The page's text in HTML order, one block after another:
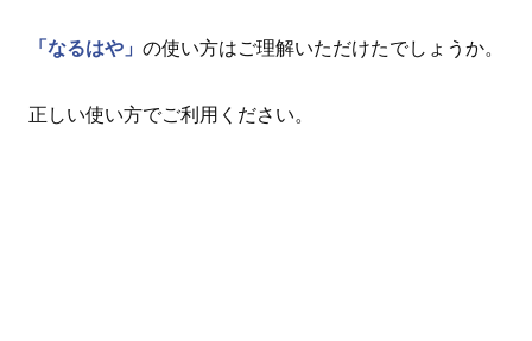
「なるはや」 の使い方はご理解いただけたでしょうか。
正しい使い方でご利用ください。